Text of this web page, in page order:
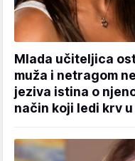
Mlada učiteljica
muža i netragom
jeziva istina o
način koji ledi krv